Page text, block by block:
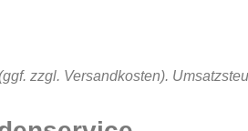
zzgl. Versandkosten).